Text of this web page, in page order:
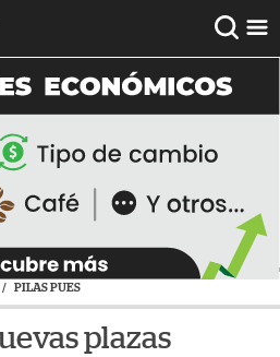
/ PILAS PUES
plazas